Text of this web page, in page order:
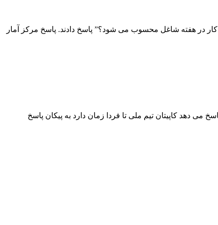
ابهام؛ ۱ ساعت کار در هفته یعنی شغل؟کارشناسان مرکز آمار ایران به این سوال و ابهام که “چطور کسی با ۱ ساعت کار در هفته شاغل محسوب می شود؟” پاسخ دادند. پاسخ مرکز آمار
می دهد کاپیتان تیم ملی تا فردا زمان دارد به پیکان پاسخ